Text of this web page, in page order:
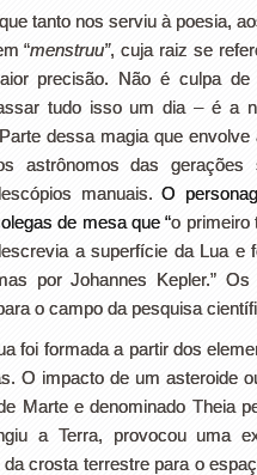
tanto nos serviu à poesia,
“menstruu”, cuja raiz se
precisão. Não é culpa
tudo isso um dia – é a
dessa magia que
astrônomos das gerações
manuais.O
de mesa que “o primeiro
a superfície da Lua e
por Johannes Kepler.”
o campo da pesquisa
foi formada a partir dos
O impacto de um asteroide
Marte e denominado Theia
a Terra, provocou uma
crosta terrestre para o